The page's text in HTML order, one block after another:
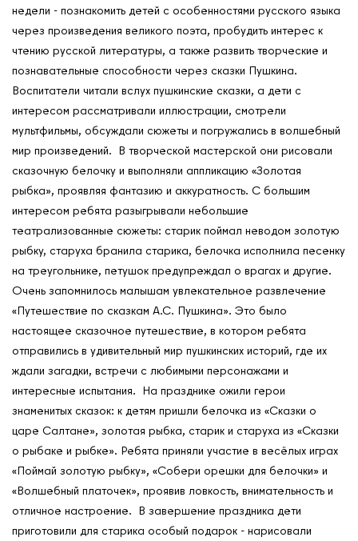
О нас
Контакты
Мероприятия
Обмен опытом
Новости
Международные дни
Кафедры ЮНЕСКО РФ
недели - познакомить детей с особенностями русского языка
через произведения великого поэта, пробудить интерес к
чтению русской литературы, а также развить творческие и
познавательные способности через сказки Пушкина.
Воспитатели читали вслух пушкинские сказки, а дети с
интересом рассматривали иллюстрации, смотрели
мультфильмы, обсуждали сюжеты и погружались в волшебный
мир произведений. В творческой мастерской они рисовали
сказочную белочку и выполняли аппликацию «Золотая
рыбка», проявляя фантазию и аккуратность. С большим
интересом ребята разыгрывали небольшие
театрализованные сюжеты: старик поймал неводом золотую
рыбку, старуха бранила старика, белочка исполнила песенку
на треугольнике, петушок предупреждал о врагах и другие.
Очень запомнилось малышам увлекательное развлечение
«Путешествие по сказкам А.С. Пушкина». Это было
настоящее сказочное путешествие, в котором ребята
отправились в удивительный мир пушкинских историй, где их
ждали загадки, встречи с любимыми персонажами и
интересные испытания. На празднике ожили герои
знаменитых сказок: к детям пришли белочка из «Сказки о
царе Салтане», золотая рыбка, старик и старуха из «Сказки
о рыбаке и рыбке». Ребята приняли участие в весёлых играх
«Поймай золотую рыбку», «Собери орешки для белочки» и
«Волшебный платочек», проявив ловкость, внимательность и
отличное настроение. В завершение праздника дети
приготовили для старика особый подарок - нарисовали